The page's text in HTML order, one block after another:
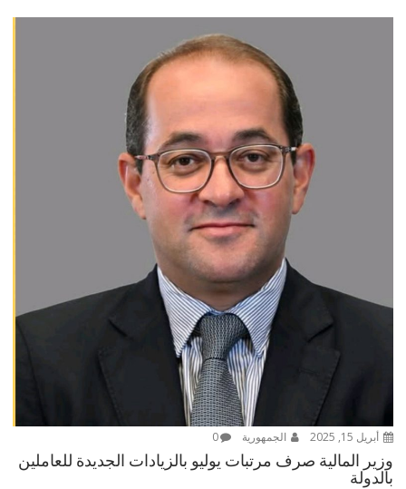
أبريل 15, 2025 الجمهورية 0
وزير المالية صرف مرتبات يوليو بالزيادات الجديدة للعاملين
بالدولة